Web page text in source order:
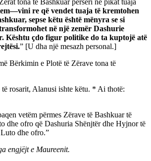
re që vendet tuaja të kremtohen
sepse këtu është mënyra se si
në një zemër Dashurie
Kështu çdo figur politike do ta kuptojë atë
” [U dha një mesazh personal.]
Bërkimin e Plotë të Zërave tona të
të rosarit, Alanusi ishte këtu. * Ai thotë:
vetëm përmes Zërave të Bashkuar të
dhe ofro që Dashuria Shënjtër dhe Hyjnor të
dhe ofro.”
engjëjt e Maureenit.